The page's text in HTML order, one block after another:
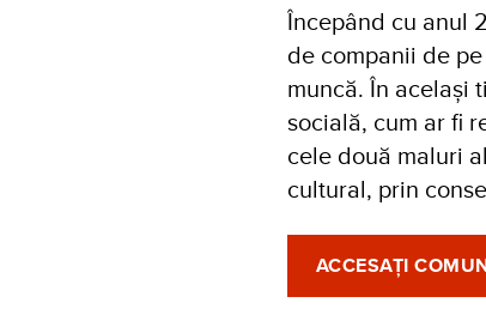
Începând cu anul
de companii de
muncă. În același
socială, cum ar fi
cele două maluri
cultural, prin
ACCESAȚI